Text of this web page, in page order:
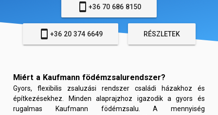
smartphone +36 70 686 8150
smartphone +36 20 374 6649 RÉSZLETEK
Miért a Kaufmann födémzsalurendszer?
Gyors, flexibilis zsaluzási rendszer családi házakhoz és
építkezésekhez. Minden alaprajzhoz igazodik a gyors és
rugalmas Kaufmann födémzsalu. A mennyiség